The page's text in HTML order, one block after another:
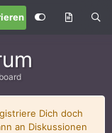
Dich doch
an Diskussionen